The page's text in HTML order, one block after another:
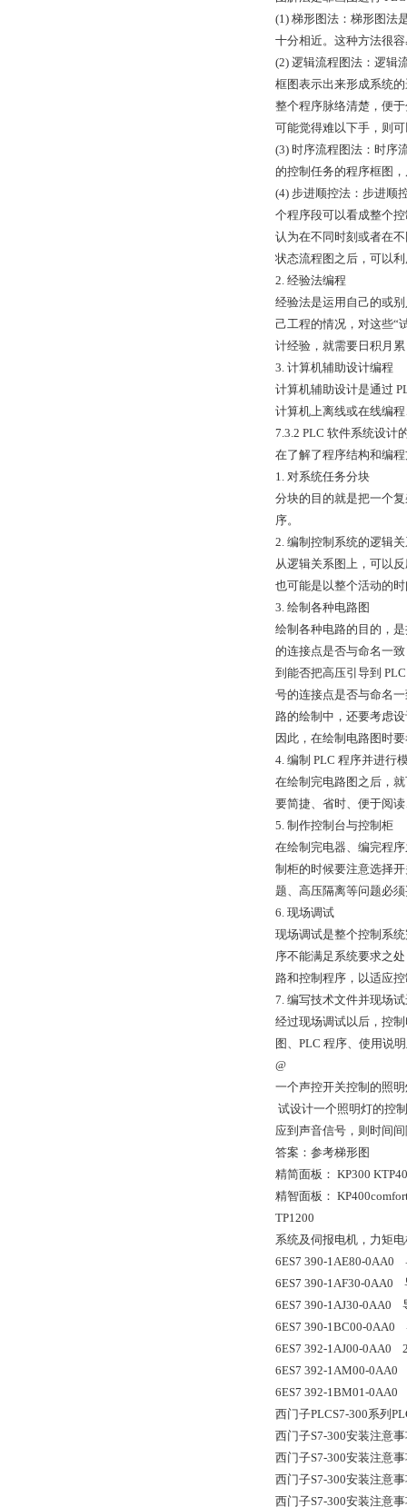
(1) 梯形图法：梯形图法
十分相近。这种方法很
(2) 逻辑流程图法：逻辑
框图表示出来形成系统
整个程序脉络清楚，便
可能觉得难以下手，则
(3) 时序流程图法：时序
的控制任务的程序框图
(4) 步进顺控法：步进顺
个程序段可以看成整个
认为在不同时刻或者在
状态流程图之后，可以
2. 经验法编程
经验法是运用自己的或
己工程的情况，对这些“
计经验，就需要日积月
3. 计算机辅助设计编程
计算机辅助设计是通过
计算机上离线或在线编
7.3.2 PLC 软件系统设计
在了解了程序结构和编
1. 对系统任务分块
分块的目的就是把一个
序。
2. 编制控制系统的逻辑
从逻辑关系图上，可以
也可能是以整个活动的
3. 绘制各种电路图
绘制各种电路的目的，
的连接点是否与命名一
到能否把高压引导到
号的连接点是否与命名
路的绘制中，还要考虑
因此，在绘制电路图时
4. 编制 PLC 程序并进行
在绘制完电路图之后，
要简捷、省时、便于阅
5. 制作控制台与控制柜
在绘制完电器、编完程
制柜的时候要注意选择
题、高压隔离等问题必
6. 现场调试
现场调试是整个控制系
序不能满足系统要求之
路和控制程序，以适应
7. 编写技术文件并现场
经过现场调试以后，控
图、PLC 程序、使用说
@
一个声控开关控制的照
试设计一个照明灯的控
应到声音信号，则时间
答案：参考梯形图
精简面板： KP300
精智面板：
TP1200
系统及伺报电机，力矩
6ES7 390-1AE80-0AA0
6ES7 390-1AF30-0AA0
6ES7 390-1AJ30-0AA0
6ES7 390-1BC00-0AA0
6ES7 392-1AJ00-0AA0
6ES7 392-1AM00-
6ES7 392-1BM01-
西门子PLCS7-300系列
西门子S7-300安装注意
西门子S7-300安装注意
西门子S7-300安装注意
西门子S7-300安装注意